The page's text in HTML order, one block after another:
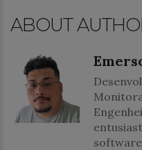
ABOUT